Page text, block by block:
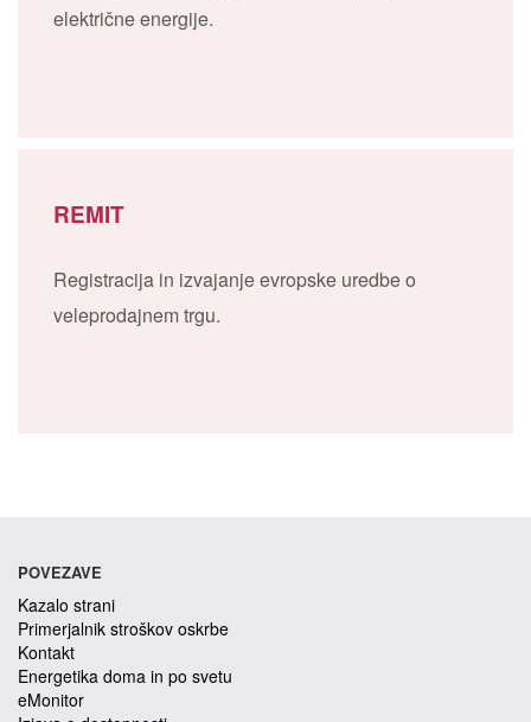
električne energije.
REMIT
Registracija in izvajanje evropske uredbe o
veleprodajnem trgu.
POVEZAVE
Kazalo strani
Primerjalnik stroškov oskrbe
Kontakt
Energetika doma in po svetu
eMonitor